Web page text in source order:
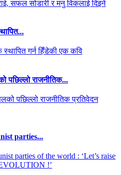
पछिल्लो राजनीतिक...
parties...